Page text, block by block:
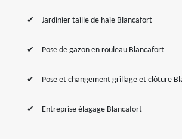
Jardinier taille de haie Blancafort
Pose de gazon en rouleau Blancafort
Pose et changement grillage et clôture
Entreprise élagage Blancafort